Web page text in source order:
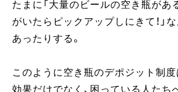
たまに「大量のビールの空き瓶があ
がいたらピックアップしにきて！」
あったりする。
このように空き瓶のデポジット制
効果だけでなく、困っている人たち